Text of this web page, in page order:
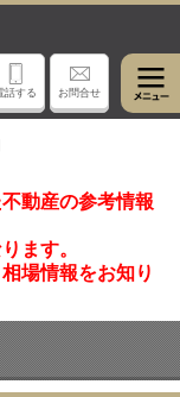
話する お問合せ
動産の参考情報
ます。
場情報をお知り